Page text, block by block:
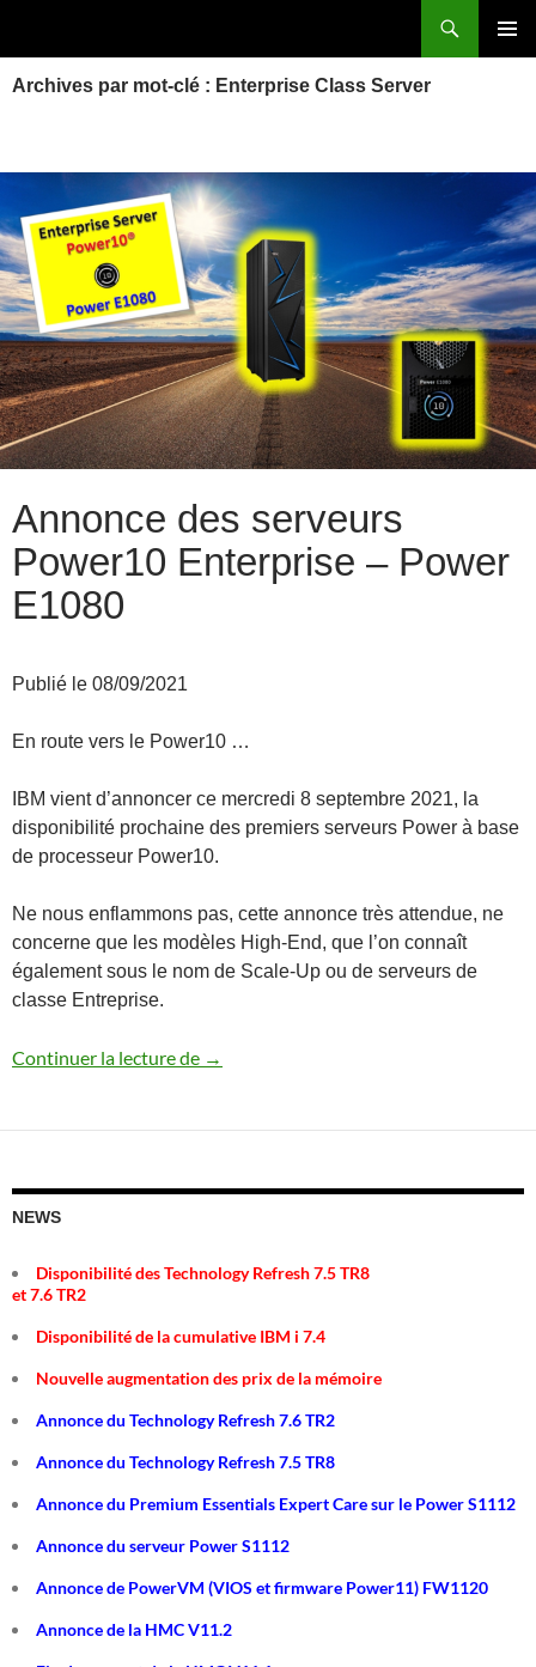
Archives par mot-clé : Enterprise Class Server
Annonce des serveurs
Power10 Enterprise – Power
E1080
Publié le 08/09/2021
En route vers le Power10 …
IBM vient d’annoncer ce mercredi 8 septembre 2021, la
disponibilité prochaine des premiers serveurs Power à base
de processeur Power10.
Ne nous enflammons pas, cette annonce très attendue, ne
concerne que les modèles High-End, que l’on connaît
également sous le nom de Scale-Up ou de serveurs de
classe Entreprise.
Continuer la lecture de Annonce des serveurs Power10
→
NEWS
Disponibilité des Technology Refresh 7.5 TR8
et 7.6 TR2
Disponibilité de la cumulative IBM i 7.4
Nouvelle augmentation des prix de la mémoire
Annonce du Technology Refresh 7.6 TR2
Annonce du Technology Refresh 7.5 TR8
Annonce du Premium Essentials Expert Care sur le Power S1112
Annonce du serveur Power S1112
Annonce de PowerVM (VIOS et firmware Power11) FW1120
Annonce de la HMC V11.2